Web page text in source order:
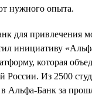
нужного опыта.
для привлечения
инициативу
которая
России. Из 2500
Альфа-Банк за